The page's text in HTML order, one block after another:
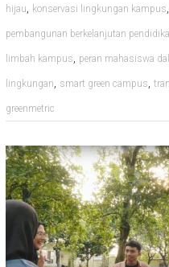
hijau, konservasi lingkungan kampus,
pembangunan berkelanjutan
limbah kampus, peran mahasiswa
lingkungan, smart green campus,
greenmetric